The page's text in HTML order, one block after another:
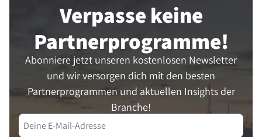
Verpasse keine
Partner­programme!
Abonniere jetzt unseren kostenlosen Newsletter
und wir versorgen dich mit den besten
Partnerprogrammen und aktuellen Insights der
Branche!